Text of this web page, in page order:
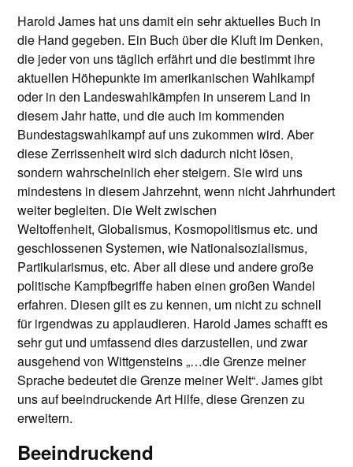
Harold James hat uns damit ein sehr aktuelles Buch in
die Hand gegeben. Ein Buch über die Kluft im Denken,
die jeder von uns täglich erfährt und die bestimmt ihre
aktuellen Höhepunkte im amerikanischen Wahlkampf
oder in den Landeswahlkämpfen in unserem Land in
diesem Jahr hatte, und die auch im kommenden
Bundestagswahlkampf auf uns zukommen wird. Aber
diese Zerrissenheit wird sich dadurch nicht lösen,
sondern wahrscheinlich eher steigern. Sie wird uns
mindestens in diesem Jahrzehnt, wenn nicht Jahrhundert
weiter begleiten. Die Welt zwischen
Weltoffenheit, Globalismus, Kosmopolitismus etc. und
geschlossenen Systemen, wie Nationalsozialismus,
Partikularismus, etc. Aber all diese und andere große
politische Kampfbegriffe haben einen großen Wandel
erfahren. Diesen gilt es zu kennen, um nicht zu schnell
für irgendwas zu applaudieren. Harold James schafft es
sehr gut und umfassend dies darzustellen, und zwar
ausgehend von Wittgensteins „…die Grenze meiner
Sprache bedeutet die Grenze meiner Welt“. James gibt
uns auf beeindruckende Art Hilfe, diese Grenzen zu
erweitern.
Beeindruckend